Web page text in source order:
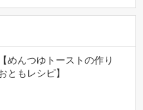
めんつゆトーストの作り
ともレシピ】